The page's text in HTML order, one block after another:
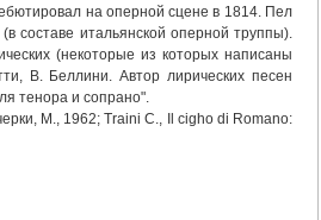
на оперной сцене в 1814. Пел
составе итальянской оперной труппы).
(некоторые из которых написаны
В. Беллини. Автор лирических песен
тенора и сопрано".
М., 1962; Traini С., Il cigho di Romano: